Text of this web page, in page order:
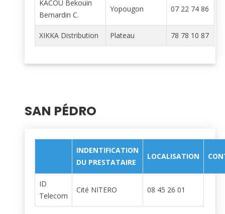
KACOU Bekouin
Bernardin C.
Yopougon 07 22 74 86
XIKKA Distribution Plateau 78 78 10 87
SAN PÉDRO
INDENTIFICATION
DU PRESTATAIRE
LOCALISATION
ID
Telecom
Cité NITERO 08 45 26 01